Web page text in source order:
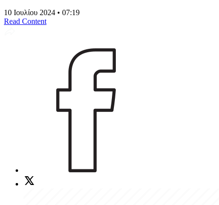
10 Ιουλίου 2024 • 07:19
Read Content